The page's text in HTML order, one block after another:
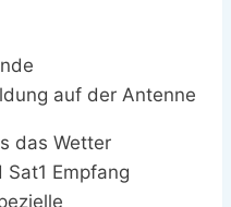
auf der Antenne
das Wetter
Sat1 Empfang